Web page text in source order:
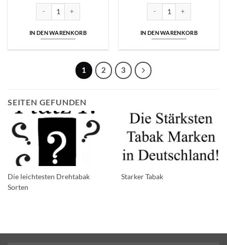
IN DEN WARENKORB IN DEN WARENKORB
1 2 3
SEITEN GEFUNDEN
Die leichtesten Drehtabak
Sorten
Starker Tabak